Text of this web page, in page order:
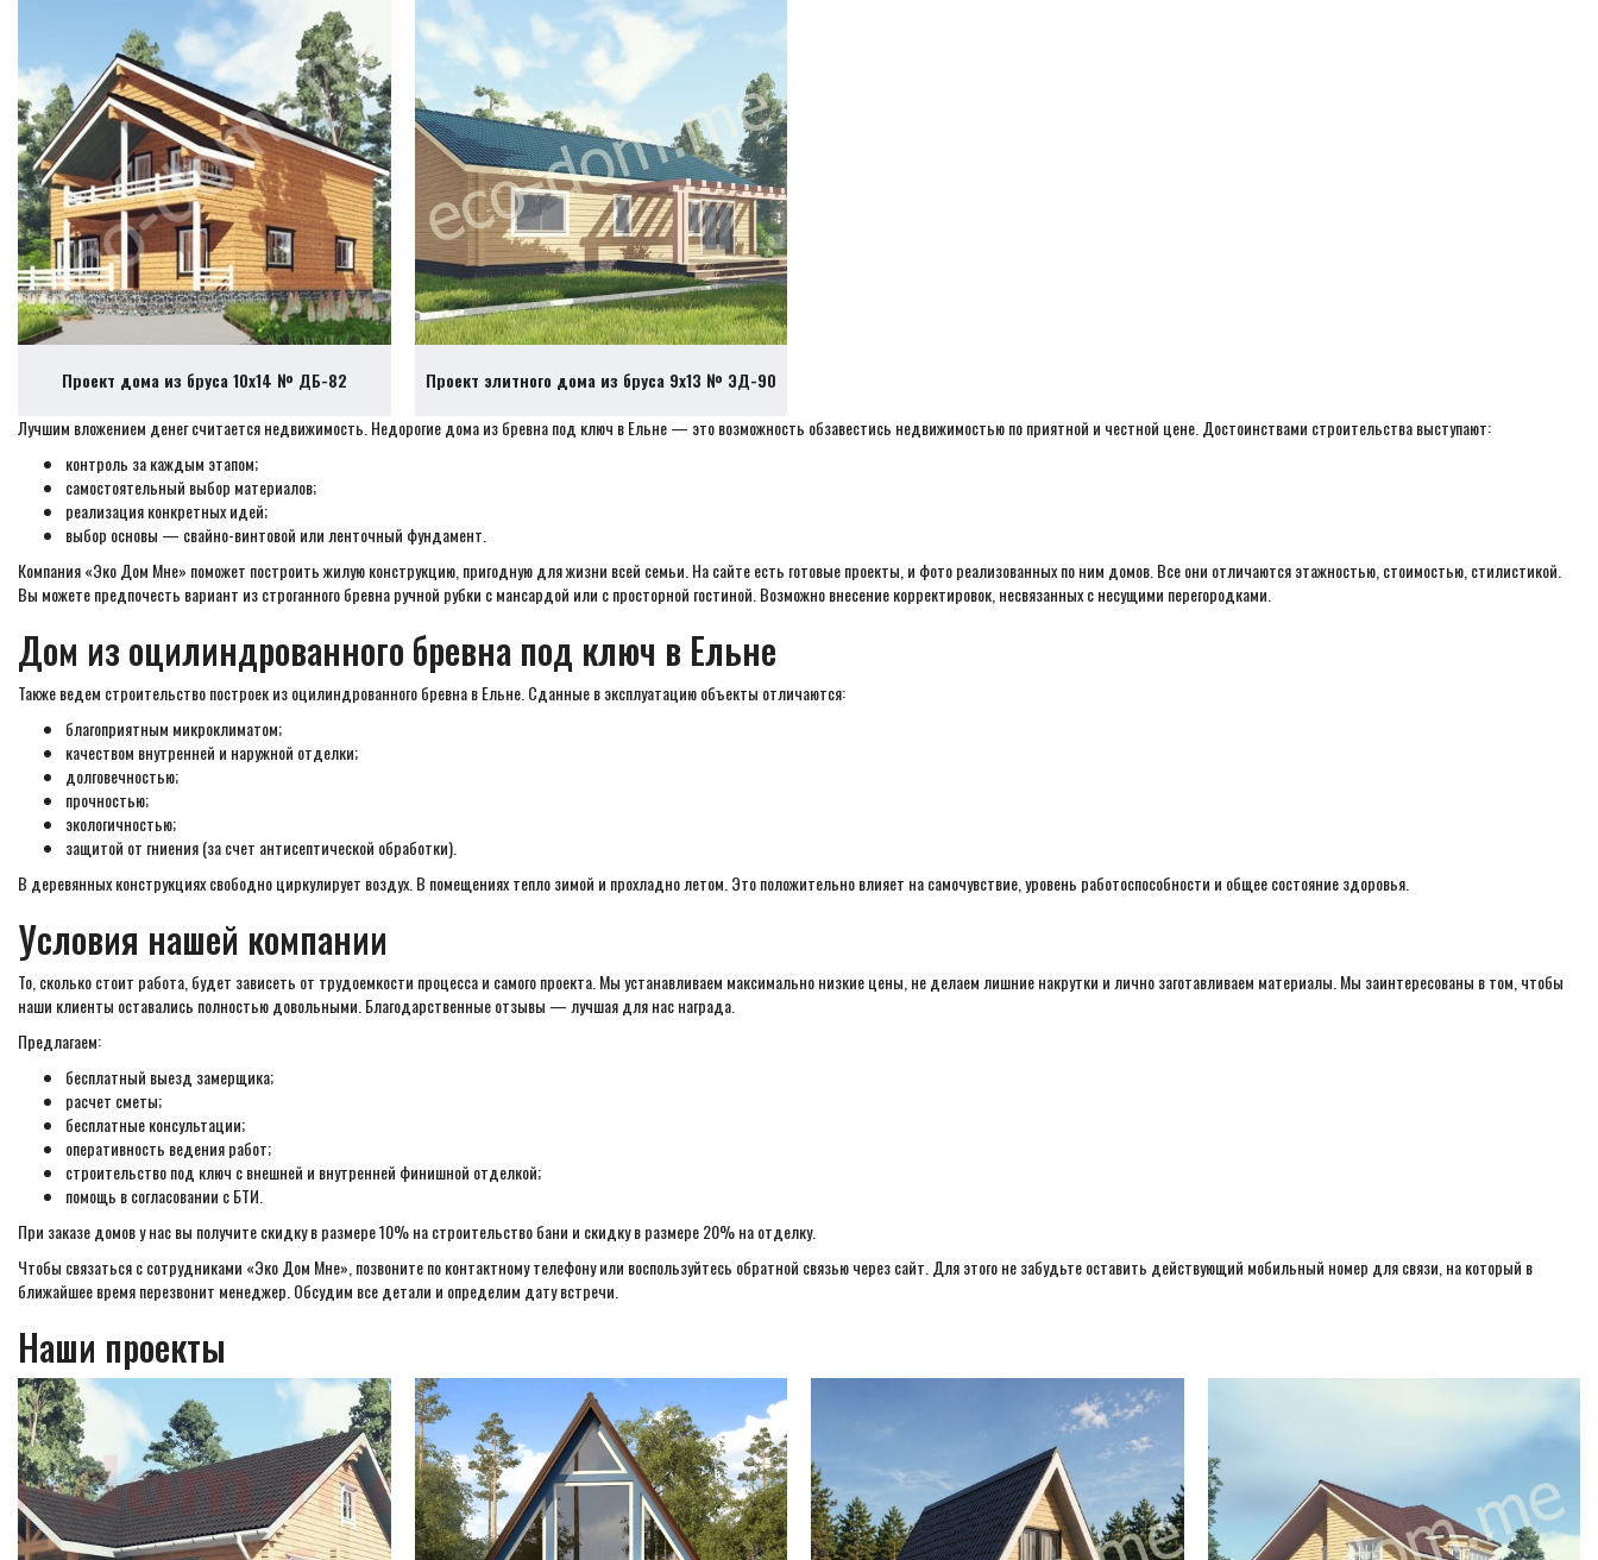
Проект дома из бруса 10х14 № ДБ-82
Проект элитного дома из бруса 9х13 № ЭД-90
Лучшим вложением денег считается недвижимость. Недорогие дома из бревна под ключ в Ельне — это возможность обзавестись недвижимостью по приятной и честной цене. Достоинствами строительства выступают:
контроль за каждым этапом;
самостоятельный выбор материалов;
реализация конкретных идей;
выбор основы — свайно-винтовой или ленточный фундамент.
Компания «Эко Дом Мне» поможет построить жилую конструкцию, пригодную для жизни всей семьи. На сайте есть готовые проекты, и фото реализованных по ним домов. Все они отличаются этажностью, стоимостью, стилистикой.
Вы можете предпочесть вариант из строганного бревна ручной рубки с мансардой или с просторной гостиной. Возможно внесение корректировок, несвязанных с несущими перегородками.
Дом из оцилиндрованного бревна под ключ в Ельне
Также ведем строительство построек из оцилиндрованного бревна в Ельне. Сданные в эксплуатацию объекты отличаются:
благоприятным микроклиматом;
качеством внутренней и наружной отделки;
долговечностью;
прочностью;
экологичностью;
защитой от гниения (за счет антисептической обработки).
В деревянных конструкциях свободно циркулирует воздух. В помещениях тепло зимой и прохладно летом. Это положительно влияет на самочувствие, уровень работоспособности и общее состояние здоровья.
Условия нашей компании
То, сколько стоит работа, будет зависеть от трудоемкости процесса и самого проекта. Мы устанавливаем максимально низкие цены, не делаем лишние накрутки и лично заготавливаем материалы. Мы заинтересованы в том, чтобы
наши клиенты оставались полностью довольными. Благодарственные отзывы — лучшая для нас награда.
Предлагаем:
бесплатный выезд замерщика;
расчет сметы;
бесплатные консультации;
оперативность ведения работ;
строительство под ключ с внешней и внутренней финишной отделкой;
помощь в согласовании с БТИ.
При заказе домов у нас вы получите скидку в размере 10% на строительство бани и скидку в размере 20% на отделку.
Чтобы связаться с сотрудниками «Эко Дом Мне», позвоните по контактному телефону или воспользуйтесь обратной связью через сайт. Для этого не забудьте оставить действующий мобильный номер для связи, на который в
ближайшее время перезвонит менеджер. Обсудим все детали и определим дату встречи.
Наши проекты